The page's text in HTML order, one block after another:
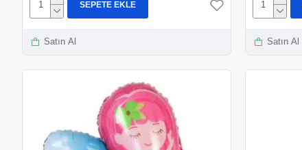
SEPETE EKLE
Satın Al Satın Al